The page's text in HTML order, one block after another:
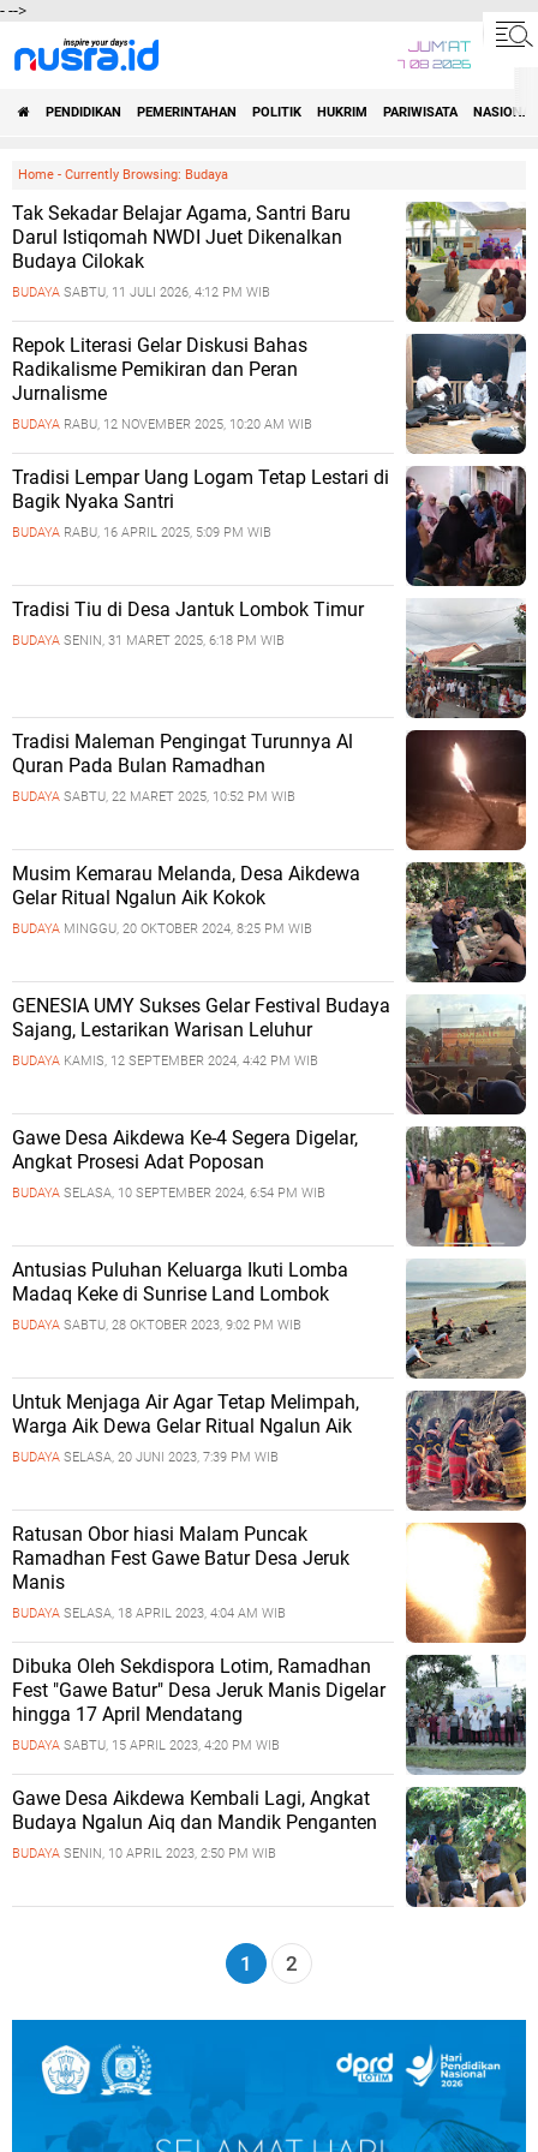
--->
JUM'AT
7 08 2026
PENDIDIKAN PEMERINTAHAN POLITIK HUKRIM PARIWISATA NASIONAL
Home - Currently Browsing: Budaya
Tak Sekadar Belajar Agama, Santri Baru
Darul Istiqomah NWDI Juet Dikenalkan
Budaya Cilokak
BUDAYA SABTU, 11 JULI 2026, 4:12 PM WIB
Repok Literasi Gelar Diskusi Bahas
Radikalisme Pemikiran dan Peran
Jurnalisme
BUDAYA RABU, 12 NOVEMBER 2025, 10:20 AM WIB
Tradisi Lempar Uang Logam Tetap Lestari di
Bagik Nyaka Santri
BUDAYA RABU, 16 APRIL 2025, 5:09 PM WIB
Tradisi Tiu di Desa Jantuk Lombok Timur
BUDAYA SENIN, 31 MARET 2025, 6:18 PM WIB
Tradisi Maleman Pengingat Turunnya Al
Quran Pada Bulan Ramadhan
BUDAYA SABTU, 22 MARET 2025, 10:52 PM WIB
Musim Kemarau Melanda, Desa Aikdewa
Gelar Ritual Ngalun Aik Kokok
BUDAYA MINGGU, 20 OKTOBER 2024, 8:25 PM WIB
GENESIA UMY Sukses Gelar Festival Budaya
Sajang, Lestarikan Warisan Leluhur
BUDAYA KAMIS, 12 SEPTEMBER 2024, 4:42 PM WIB
Gawe Desa Aikdewa Ke-4 Segera Digelar,
Angkat Prosesi Adat Poposan
BUDAYA SELASA, 10 SEPTEMBER 2024, 6:54 PM WIB
Antusias Puluhan Keluarga Ikuti Lomba
Madaq Keke di Sunrise Land Lombok
BUDAYA SABTU, 28 OKTOBER 2023, 9:02 PM WIB
Untuk Menjaga Air Agar Tetap Melimpah,
Warga Aik Dewa Gelar Ritual Ngalun Aik
BUDAYA SELASA, 20 JUNI 2023, 7:39 PM WIB
Ratusan Obor hiasi Malam Puncak
Ramadhan Fest Gawe Batur Desa Jeruk
Manis
BUDAYA SELASA, 18 APRIL 2023, 4:04 AM WIB
Dibuka Oleh Sekdispora Lotim, Ramadhan
Fest "Gawe Batur" Desa Jeruk Manis Digelar
hingga 17 April Mendatang
BUDAYA SABTU, 15 APRIL 2023, 4:20 PM WIB
Gawe Desa Aikdewa Kembali Lagi, Angkat
Budaya Ngalun Aiq dan Mandik Penganten
BUDAYA SENIN, 10 APRIL 2023, 2:50 PM WIB
1 2